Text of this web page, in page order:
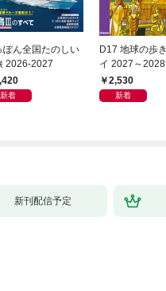
ぽん全国たのしい
2026-2027
新着
D17 地球の歩
イ 2027～2028
2,530
新着
新刊配信予定